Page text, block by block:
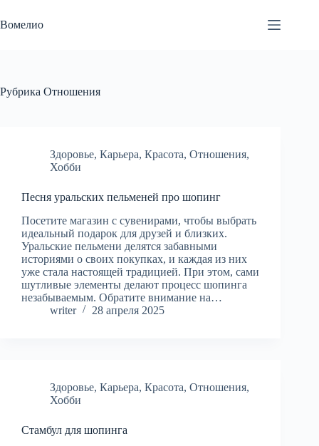
к
сути
Вомелио
Рубрика Отношения
Здоровье, Карьера, Красота, Отношения,
Хобби
Песня уральских пельменей про шопинг
Посетите магазин с сувенирами, чтобы выбрать
идеальный подарок для друзей и близких.
Уральские пельмени делятся забавными
историями о своих покупках, и каждая из них
уже стала настоящей традицией. При этом, сами
шутливые элементы делают процесс шопинга
незабываемым. Обратите внимание на…
writer
28 апреля 2025
Здоровье, Карьера, Красота, Отношения,
Хобби
Стамбул для шопинга